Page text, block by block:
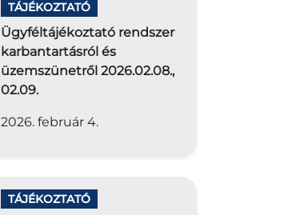
TÁJÉKOZTATÓ
Ügyféltájékoztató rendszer
karbantartásról és
üzemszünetről 2026.02.08.,
02.09.
2026. február 4.
TÁJÉKOZTATÓ